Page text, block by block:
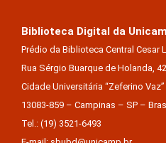
Biblioteca Digital da
Prédio da Biblioteca Central Cesar
Rua Sérgio Buarque de Holanda,
Cidade Universitária “Zeferino
13083-859 – Campinas – SP –
Tel.: (19) 3521-6493